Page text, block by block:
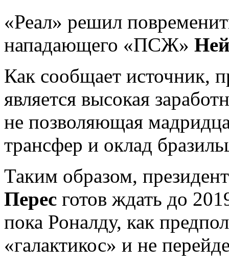
«Реал» решил
нападающего «ПСЖ»
Как сообщает источник,
является высокая
не позволяющая
трансфер и оклад
Таким образом,
Перес готов ждать до
пока Роналду, как
«галактикос» и не